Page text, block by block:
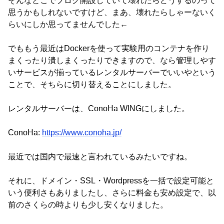
思うかもしれないですけど、まあ、壊れたらしゃーないく
らいにしか思ってませんでした←
でももう最近はDockerを使って実験用のコンテナを作り
まくったり潰しまくったりできますので、なら管理しやす
いサービスが揃っているレンタルサーバーでいいやという
ことで、そちらに切り替えることにしました。
レンタルサーバーは、ConoHa WINGにしました。
ConoHa: https://www.conoha.jp/
最近では国内で最速と言われているみたいですね。
それに、ドメイン・SSL・Wordpressを一括で設定可能と
いう便利さもありましたし、さらに料金も安め設定で、以
前のさくらの時よりも少し安くなりました。